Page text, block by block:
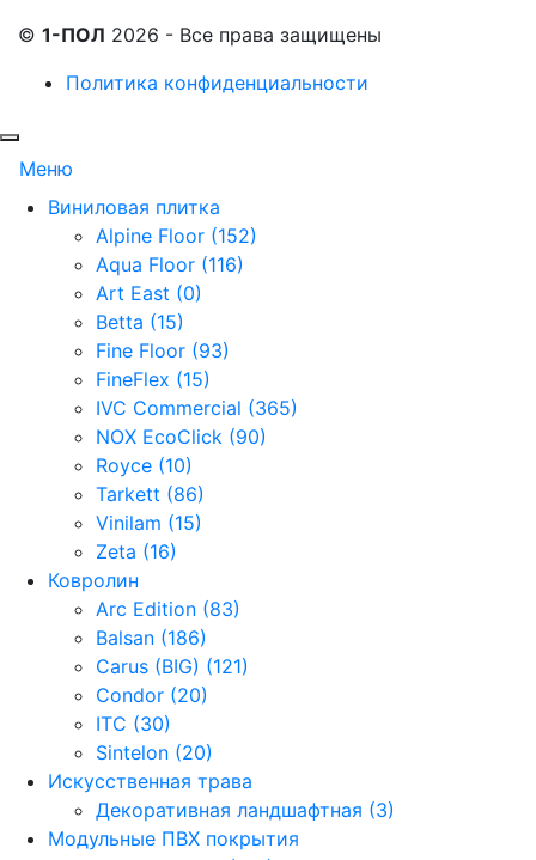
© 1-ПОЛ 2026 - Все права защищены
Политика конфиденциальности
Меню
Виниловая плитка
Alpine Floor (152)
Aqua Floor (116)
Art East (0)
Betta (15)
Fine Floor (93)
FineFlex (15)
IVC Commercial (365)
NOX EcoClick (90)
Royce (10)
Tarkett (86)
Vinilam (15)
Zeta (16)
Ковролин
Arc Edition (83)
Balsan (186)
Carus (BIG) (121)
Condor (20)
ITC (30)
Sintelon (20)
Искусственная трава
Декоративная ландшафтная (3)
Модульные ПВХ покрытия